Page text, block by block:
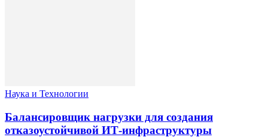
Наука и Технологии
Балансировщик нагрузки для создания
отказоустойчивой ИТ-инфраструктуры